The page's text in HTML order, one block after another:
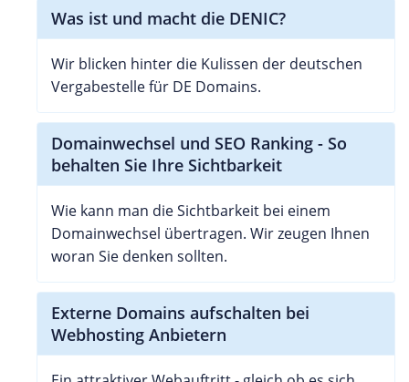
Was ist und macht die DENIC?
Wir blicken hinter die Kulissen der deutschen
Vergabestelle für DE Domains.
Domainwechsel und SEO Ranking - So
behalten Sie Ihre Sichtbarkeit
Wie kann man die Sichtbarkeit bei einem
Domainwechsel übertragen. Wir zeugen Ihnen
woran Sie denken sollten.
Externe Domains aufschalten bei
Webhosting Anbietern